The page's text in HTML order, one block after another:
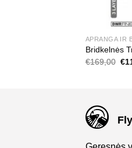
APRANGA IR
Bridkelnės
€169,00 €